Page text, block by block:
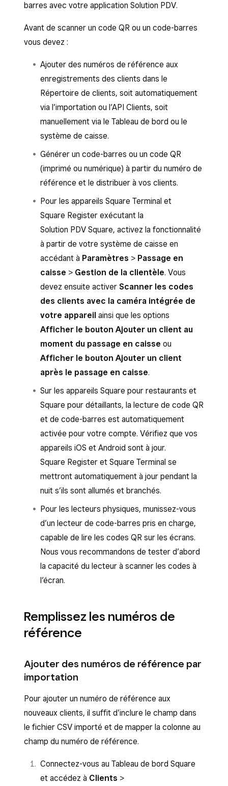
barres avec votre application Solution PDV.
Avant de scanner un code QR ou un code-barres
vous devez :
Ajouter des numéros de référence aux
enregistrements des clients dans le
Répertoire de clients, soit automatiquement
via l’importation ou l’API Clients, soit
manuellement via le Tableau de bord ou le
système de caisse.
Générer un code-barres ou un code QR
(imprimé ou numérique) à partir du numéro de
référence et le distribuer à vos clients.
Pour les appareils Square Terminal et
Square Register exécutant la
Solution PDV Square, activez la fonctionnalité
à partir de votre système de caisse en
accédant à Paramètres > Passage en
caisse > Gestion de la clientèle. Vous
devez ensuite activer Scanner les codes
des clients avec la caméra intégrée de
votre appareil ainsi que les options
Afficher le bouton Ajouter un client au
moment du passage en caisse ou
Afficher le bouton Ajouter un client
après le passage en caisse.
Sur les appareils Square pour restaurants et
Square pour détaillants, la lecture de code QR
et de code-barres est automatiquement
activée pour votre compte. Vérifiez que vos
appareils iOS et Android sont à jour.
Square Register et Square Terminal se
mettront automatiquement à jour pendant la
nuit s’ils sont allumés et branchés.
Pour les lecteurs physiques, munissez-vous
d’un lecteur de code-barres pris en charge,
capable de lire les codes QR sur les écrans.
Nous vous recommandons de tester d’abord
la capacité du lecteur à scanner les codes à
l’écran.
Remplissez les numéros de
référence
Ajouter des numéros de référence par
importation
Pour ajouter un numéro de référence aux
nouveaux clients, il suffit d’inclure le champ dans
le fichier CSV importé et de mapper la colonne au
champ du numéro de référence.
Connectez-vous au Tableau de bord Square
et accédez à Clients >